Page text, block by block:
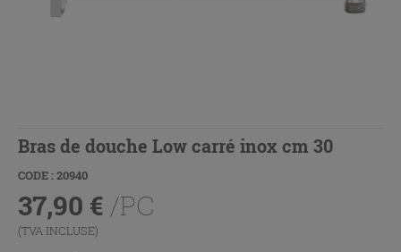
Bras de douche Low carré inox cm 30
CODE : 20940
37,90 € /PC
(TVA INCLUSE)